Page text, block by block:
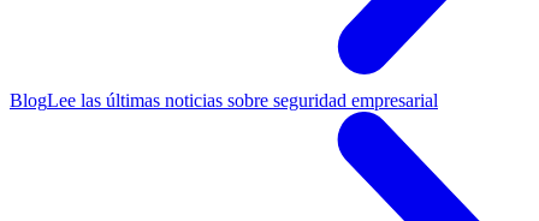
BlogLee las últimas noticias sobre seguridad empresarial